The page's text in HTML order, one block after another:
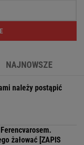
NAJNOWSZE
należy postąpić
żałować [ZAPIS